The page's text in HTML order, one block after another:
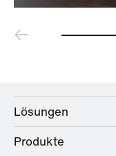
Lösungen
Care
Produkte